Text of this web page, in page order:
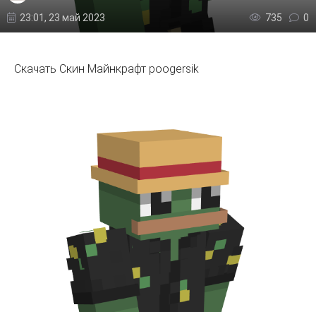
23:01, 23 май 2023 735 0
Скачать Скин Майнкрафт poogersik